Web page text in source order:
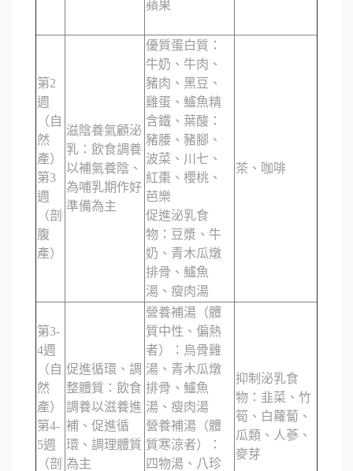
蘋果
第2
週
（自
然
產）
第3
週
（剖
腹
產）
滋陰養氣顧泌
乳：飲食調養
以補氣養陰、
為哺乳期作好
準備為主
優質蛋白質：
牛奶、牛肉、
豬肉、黑豆、
雞蛋、鱸魚精
含鐵、葉酸：
豬腰、豬腳、
波菜、川七、
紅棗、櫻桃、
芭樂
促進泌乳食
物：豆漿、牛
奶、青木瓜燉
排骨、鱸魚
湯、瘦肉湯
茶、咖啡
第3-
4週
（自
然
產）
第4-
5週
（剖
促進循環、調
整體質：飲食
調養以滋養進
補、促進循
環、調理體質
為主
營養補湯（體
質中性、偏熱
者）：烏骨雞
湯、青木瓜燉
排骨、鱸魚
湯、瘦肉湯
營養補湯（體
質寒涼者）：
四物湯、八珍
抑制泌乳食
物：韭菜、竹
筍、白蘿蔔、
瓜類、人蔘、
麥芽